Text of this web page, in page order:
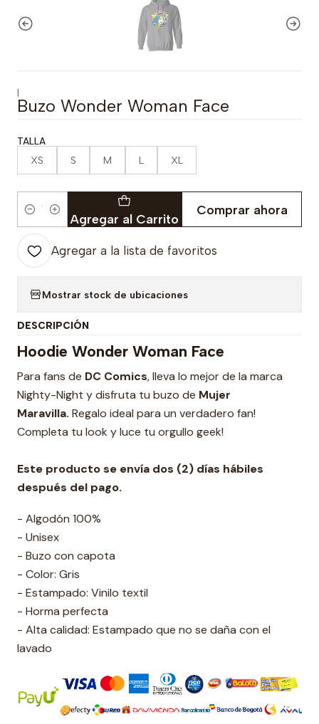
|
Buzo Wonder Woman Face
TALLA
XS S M L XL
Cantidad Agregar al Carrito
Comprar ahora
Agregar a la lista de favoritos
Mostrar stock de ubicaciones
DESCRIPCIÓN
Hoodie Wonder Woman Face
Para fans de DC Comics, lleva lo mejor de la marca
Nighty-Night y disfruta tu buzo de Mujer
Maravilla. Regalo ideal para un verdadero fan!
Completa tu look y luce tu orgullo geek!
Este producto se envía dos (2) días hábiles
después del pago.
- Algodón 100%
- Unisex
- Buzo con capota
- Color: Gris
- Estampado: Vinilo textil
- Horma perfecta
- Alta calidad: Estampado que no se daña con el
lavado